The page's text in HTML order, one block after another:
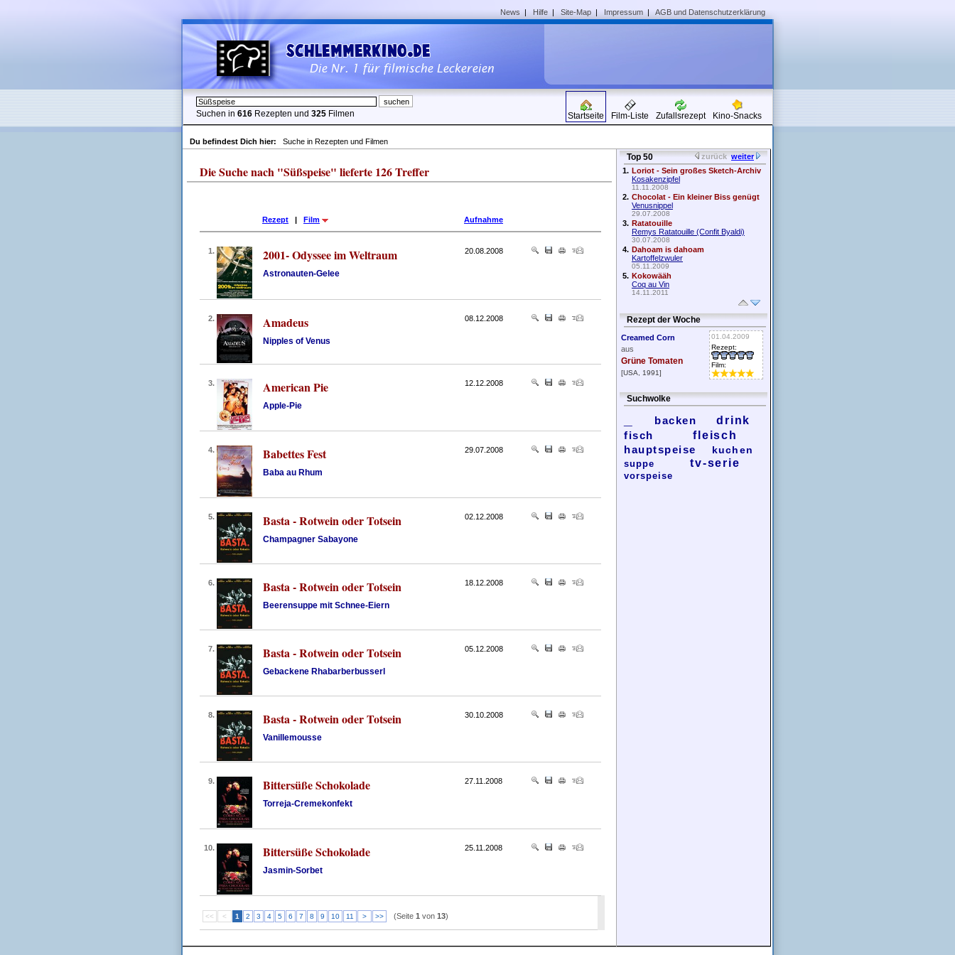
News | Hilfe | Site-Map | Impressum | AGB und Datenschutzerklärung
Suchen in 616 Rezepten und 325 Filmen Startseite Film-Liste Zufallsrezept Kino-Snacks
Du befindest Dich hier: Suche in Rezepten und Filmen
Die Suche nach "Süßspeise" lieferte 126 Treffer
Rezept | Film Aufnahme
1. 2001- Odyssee im Weltraum
Astronauten-Gelee
20.08.2008
2. Amadeus
Nipples of Venus
08.12.2008
3. American Pie
Apple-Pie
12.12.2008
4. Babettes Fest
Baba au Rhum
29.07.2008
5. Basta - Rotwein oder Totsein
Champagner Sabayone
02.12.2008
6. Basta - Rotwein oder Totsein
Beerensuppe mit Schnee-Eiern
18.12.2008
7. Basta - Rotwein oder Totsein
Gebackene Rhabarberbusserl
05.12.2008
8. Basta - Rotwein oder Totsein
Vanillemousse
30.10.2008
9. Bittersüße Schokolade
Torreja-Cremekonfekt
27.11.2008
10. Bittersüße Schokolade
Jasmin-Sorbet
25.11.2008
<< < 1 2 3 4 5 6 7 8 9 10 11 > >> (Seite 1 von 13)
zurück weiter
Top 50
1. Loriot - Sein großes Sketch-Archiv
Kosakenzipfel
11.11.2008
2. Chocolat - Ein kleiner Biss genügt
Venusnippel
29.07.2008
3. Ratatouille
Remys Ratatouille (Confit Byaldi)
30.07.2008
4. Dahoam is dahoam
Kartoffelzwuler
05.11.2009
5. Kokowääh
Coq au Vin
14.11.2011
Rezept der Woche
01.04.2009
Rezept:
Film:
Creamed Corn
aus
Grüne Tomaten
[USA, 1991]
Suchwolke
backen
drink
fisch
fleisch
hauptspeise
kuchen
suppe tv-serie
vorspeise